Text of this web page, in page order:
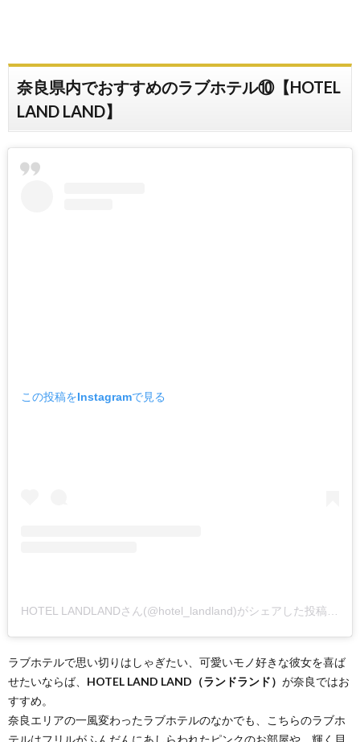
奈良県内でおすすめのラブホテル⑩【HOTEL
LAND LAND】
この投稿をInstagramで見る
ラブホテルで思い切りはしゃぎたい、可愛いモノ好きな彼女を喜ば
せたいならば、 HOTEL LAND LAND（ランドランド） が奈良ではお
すすめ。
奈良エリアの一風変わったラブホテルのなかでも、こちらのラブホ
テルはフリルがふんだんにあしらわれたピンクのお部屋や、輝く貝